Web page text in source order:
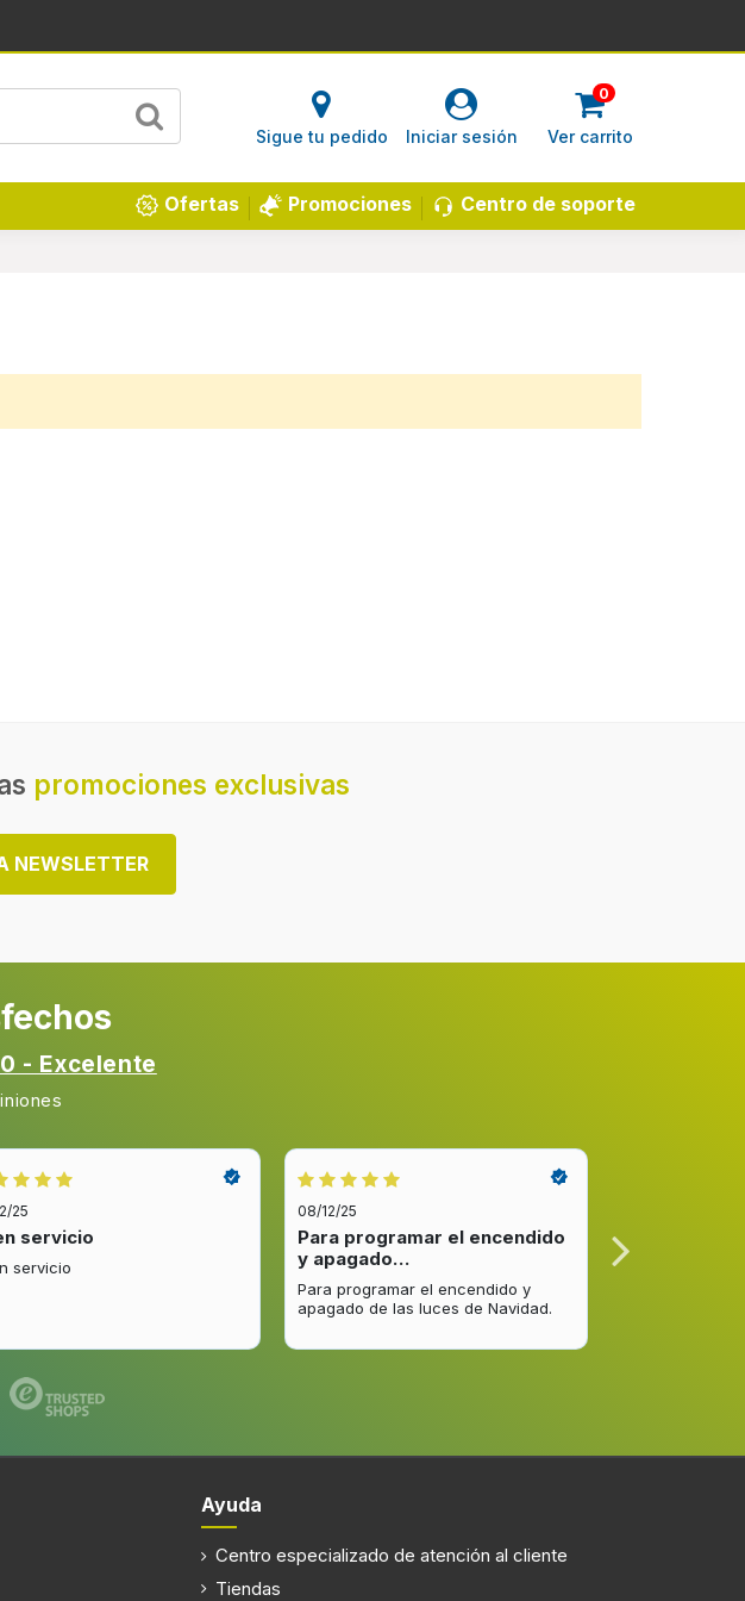
Sigue tu pedido Iniciar sesión
0
Ver carrito
Centro de soporte
Promociones
Ofertas
promociones exclusivas
NEWSLETTER
- Excelente
25
servicio
servicio
08/12/25
Para programar el encendido
y apagado…
Para programar el encendido y
apagado de las luces de Navidad.
venta y…
Ayuda
Centro especializado de atención al cliente
Tiendas